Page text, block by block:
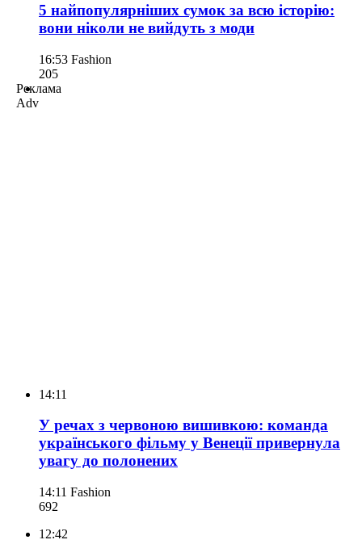
5 найпопулярніших сумок за всю історію:
вони ніколи не вийдуть з моди
16:53 Fashion
205
Реклама
Adv
14:11
У речах з червоною вишивкою: команда
українського фільму у Венеції привернула
увагу до полонених
14:11 Fashion
692
12:42